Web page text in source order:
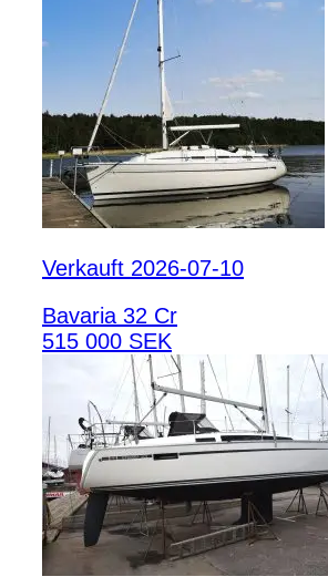
Verkauft 2026-07-10
Bavaria 32 Cr
515 000 SEK